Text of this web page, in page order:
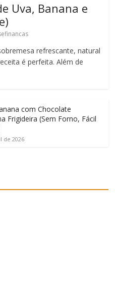
Uva, Banana e
refrescante, natural
é perfeita. Além de
com Chocolate
Frigideira (Sem Forno, Fácil
de 2026